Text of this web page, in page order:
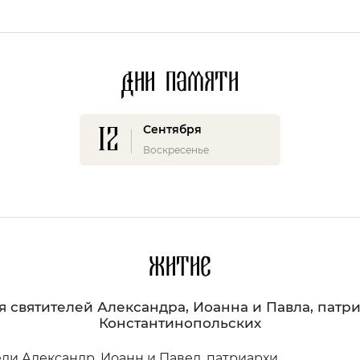
Дни памяти
12 Сентября
Воскресенье
Житие
святителей Александра, Иоанна и Павла,
Константинопольских